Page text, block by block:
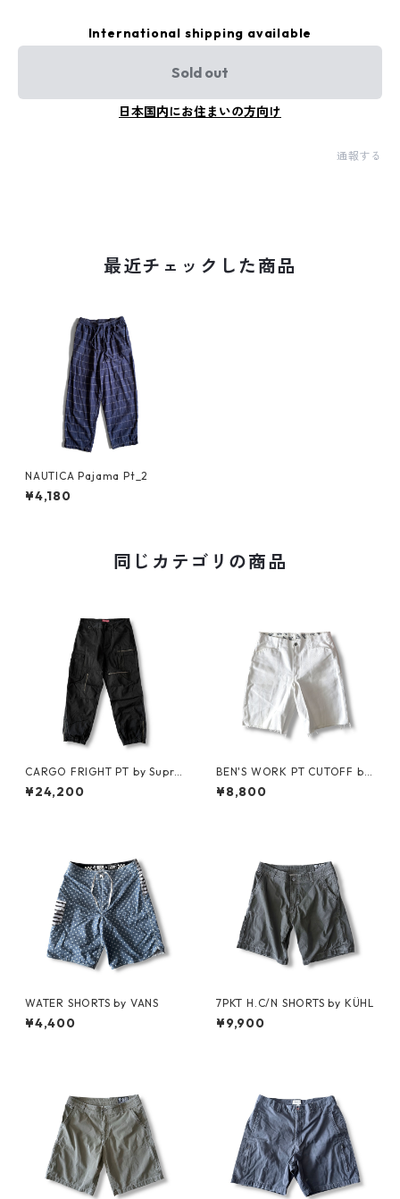
International shipping available
Sold out
日本国内にお住まいの方向け
通報する
最近チェックした商品
NAUTICA Pajama Pt_2
¥4,180
同じカテゴリの商品
CARGO FRIGHT PT by Supre
me
¥24,200
BEN'S WORK PT CUTOFF by
Ben Davis
¥8,800
WATER SHORTS by VANS
¥4,400
7PKT H.C/N SHORTS by KÜHL
¥9,900